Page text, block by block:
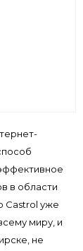
в области
Castrol уже
миру, и
не